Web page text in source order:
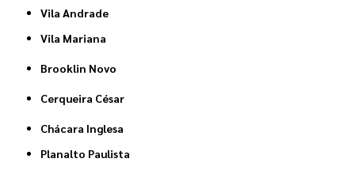
Vila Andrade
Vila Mariana
Brooklin Novo
Cerqueira César
Chácara Inglesa
Planalto Paulista